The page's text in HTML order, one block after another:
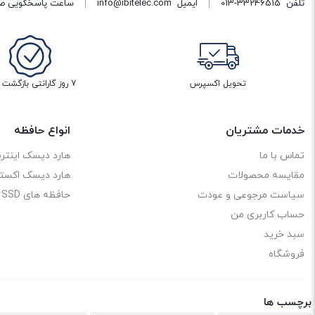
تلفن 013-33246515 ایمیل info@ibitelec.com ساعت پاسخگویی صبح 10:30 تا 14:00 - بعد از ظهر ساعت
تحویل اکسپرس 7 روز گارانتی بازگشت وجه
خدمات مشتریان
تماس با ما
مقایسه محصولات
سیاست مرجوعی و عودت
حساب کاربری من
سبد خرید
فروشگاه
انواع حافظه
هارد دیسک
هارد دیسک
حافظه های SSD
برچسب ها